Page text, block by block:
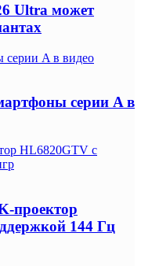
Ultra может
серии A в видео
серии A в
HL6820GTV с
проектор
144 Гц